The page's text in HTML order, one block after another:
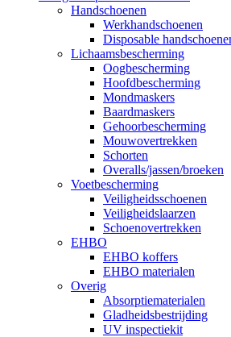
Handschoenen
Werkhandschoenen
Disposable
Lichaamsbescherming
Oogbescherming
Hoofdbescherming
Mondmaskers
Baardmaskers
Gehoorbescherming
Mouwovertrekken
Schorten
Overalls/jassen/broeken
Voetbescherming
Veiligheidsschoenen
Veiligheidslaarzen
Schoenovertrekken
EHBO
EHBO koffers
EHBO materialen
Overig
Absorptiematerialen
Gladheidsbestrijding
UV inspectiekit